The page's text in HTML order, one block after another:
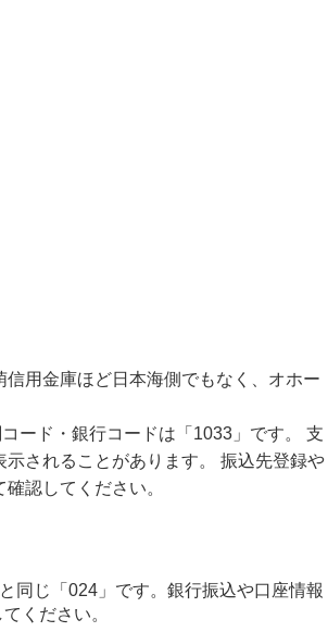
用金庫ほど日本海側でもなく、オホー
ード・銀行コードは「1033」です。 支
されることがあります。 振込先登録や
認してください。
同じ「024」です。銀行振込や口座情報
ください。